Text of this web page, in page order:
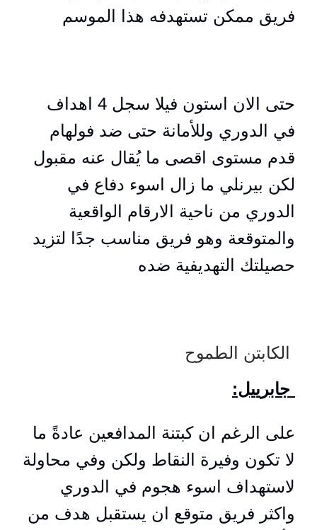
فريق ممكن تستهدفه هذا الموسم
حتى الان استون فيلا سجل 4 اهداف
في الدوري وللأمانة حتى ضد فولهام
قدم مستوى اقصى ما يُقال عنه مقبول
لكن بيرنلي ما زال اسوء دفاع في
الدوري من ناحية الارقام الواقعية
والمتوقعة وهو فريق مناسب جدًا لتزيد
حصيلتك التهديفية ضده
الكابتن الطموح
:جابرييل
على الرغم ان كبتنة المدافعين عادةً ما
لا تكون وفيرة النقاط ولكن وفي محاولة
لاستهداف اسوء هجوم في الدوري
واكثر فريق متوقع ان يستقبل هدف من